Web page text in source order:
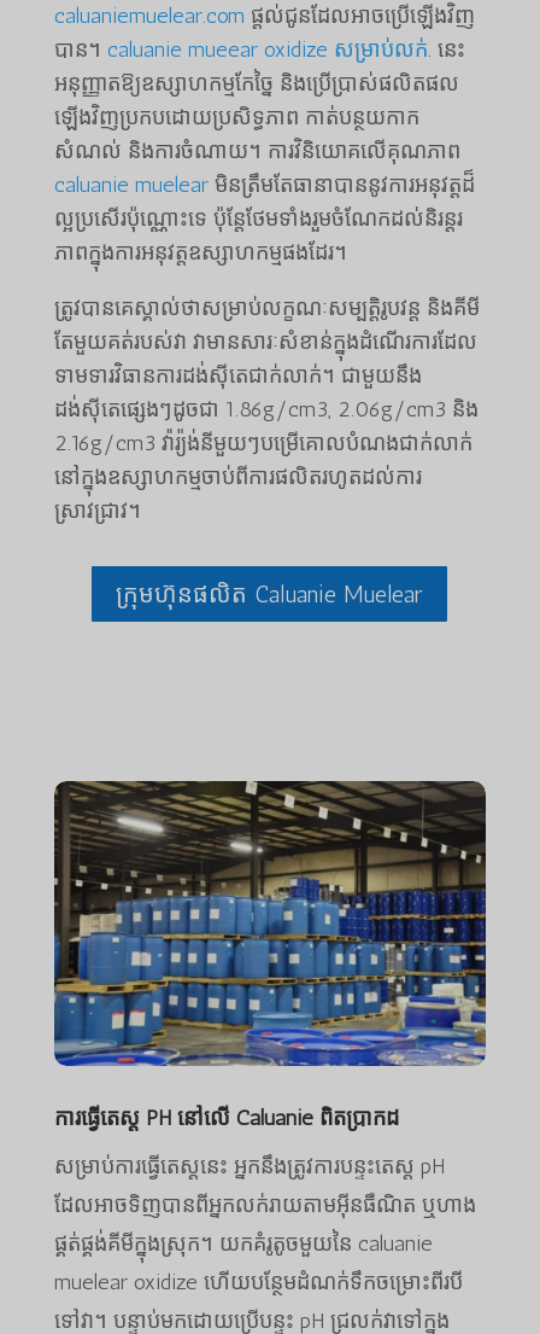
caluaniemuelear.com ផ្តល់ជូនដែលអាចប្រើឡើងវិញ
បាន។ caluanie mueear oxidize សម្រាប់លក់. នេះ
អនុញ្ញាតឱ្យឧស្សាហកម្មកែច្នៃ និងប្រើប្រាស់ផលិតផល
ឡើងវិញប្រកបដោយប្រសិទ្ធភាព កាត់បន្ថយកាក
សំណល់ និងការចំណាយ។ ការវិនិយោគលើគុណភាព
caluanie muelearមិនត្រឹមតែធានាបាននូវការអនុវត្តដ៏
ល្អប្រសើរប៉ុណ្ណោះទេ ប៉ុន្តែថែមទាំងរួមចំណែកដល់និរន្តរ
ភាពក្នុងការអនុវត្តឧស្សាហកម្មផងដែរ។
ត្រូវបានគេស្គាល់ថាសម្រាប់លក្ខណៈសម្បត្តិរូបវន្ត និងគីមី
តែមួយគត់របស់វា វាមានសារៈសំខាន់ក្នុងដំណើរការដែល
ទាមទារវិធានការដង់ស៊ីតេជាក់លាក់។ ជាមួយនឹង
ដង់ស៊ីតេផ្សេងៗដូចជា 1.86g/cm3, 2.06g/cm3 និង
2.16g/cm3 វ៉ារ្យ៉ង់នីមួយៗបម្រើគោលបំណងជាក់លាក់
នៅក្នុងឧស្សាហកម្មចាប់ពីការផលិតរហូតដល់ការ
ស្រាវជ្រាវ។
ក្រុមហ៊ុនផលិត Caluanie Muelear
ការធ្វើតេស្ត PH នៅលើ Caluanie ពិតប្រាកដ
សម្រាប់ការធ្វើតេស្តនេះ អ្នកនឹងត្រូវការបន្ទះតេស្ត pH
ដែលអាចទិញបានពីអ្នកលក់រាយតាមអ៊ីនធឺណិត ឬហាង
ផ្គត់ផ្គង់គីមីក្នុងស្រុក។ យកគំរូតូចមួយនៃ caluanie
muelear oxidize ហើយបន្ថែមដំណក់ទឹកចម្រោះពីរបី
ទៅវា។ បន្ទាប់មកដោយប្រើបន្ទះ pH ជ្រលក់វាទៅក្នុង